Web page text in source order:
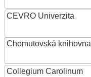
CEVRO Univerzita
Chomutovská knihovna
Collegium Carolinum